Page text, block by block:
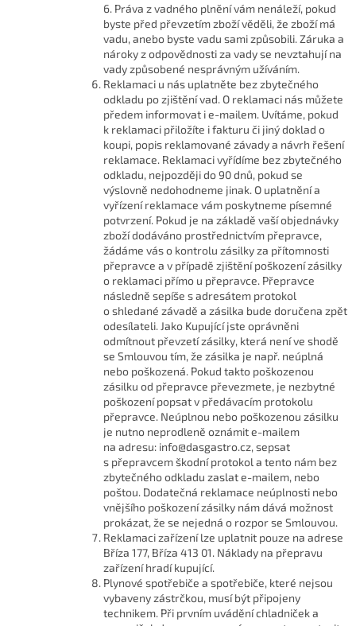
6. Práva z vadného plnění vám nenáleží, pokud
byste před převzetím zboží věděli, že zboží má
vadu, anebo byste vadu sami způsobili. Záruka a
nároky z odpovědnosti za vady se nevztahují na
vady způsobené nesprávným užíváním.
Reklamaci u nás uplatněte bez zbytečného
odkladu po zjištění vad. O reklamaci nás můžete
předem informovat i e-mailem. Uvítáme, pokud
k reklamaci přiložíte i fakturu či jiný doklad o
koupi, popis reklamované závady a návrh řešení
reklamace. Reklamaci vyřídíme bez zbytečného
odkladu, nejpozději do 90 dnů, pokud se
výslovně nedohodneme jinak. O uplatnění a
vyřízení reklamace vám poskytneme písemné
potvrzení. Pokud je na základě vaší objednávky
zboží dodáváno prostřednictvím přepravce,
žádáme vás o kontrolu zásilky za přítomnosti
přepravce a v případě zjištění poškození zásilky
o reklamaci přímo u přepravce. Přepravce
následně sepíše s adresátem protokol
o shledané závadě a zásilka bude doručena zpět
odesílateli. Jako Kupující jste oprávněni
odmítnout převzetí zásilky, která není ve shodě
se Smlouvou tím, že zásilka je např. neúplná
nebo poškozená. Pokud takto poškozenou
zásilku od přepravce převezmete, je nezbytné
poškození popsat v předávacím protokolu
přepravce. Neúplnou nebo poškozenou zásilku
je nutno neprodleně oznámit e-mailem
na adresu: info@dasgastro.cz, sepsat
s přepravcem škodní protokol a tento nám bez
zbytečného odkladu zaslat e-mailem, nebo
poštou. Dodatečná reklamace neúplnosti nebo
vnějšího poškození zásilky nám dává možnost
prokázat, že se nejedná o rozpor se Smlouvou.
Reklamaci zařízení lze uplatnit pouze na adrese
Bříza 177, Bříza 413 01. Náklady na přepravu
zařízení hradí kupující.
Plynové spotřebiče a spotřebiče, které nejsou
vybaveny zástrčkou, musí být připojeny
technikem. Při prvním uvádění chladniček a